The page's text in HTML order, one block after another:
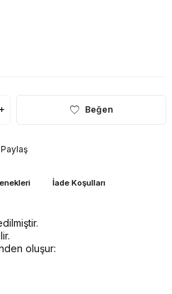
Beğen
Paylaş
İade Koşulları
oluşur: